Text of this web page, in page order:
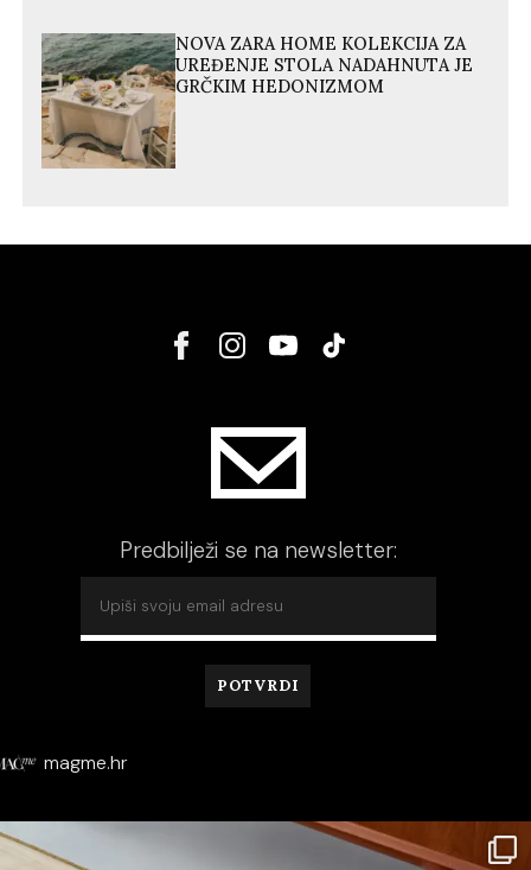
NOVA ZARA HOME KOLEKCIJA ZA
UREĐENJE STOLA NADAHNUTA JE
GRČKIM HEDONIZMOM
Predbilježi se na newsletter:
magme.hr